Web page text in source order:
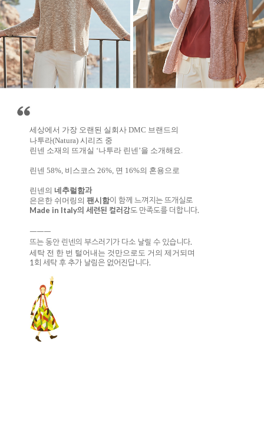
세상에서 가장 오랜된 실회사 DMC 브랜드의
나투라(Natura) 시리즈 중
린넨 소재의 뜨개실 ‘나투라 린넨’을 소개해요.
린넨 58%, 비스코스 26%, 면 16%의 혼용으로
린넨의 네추럴함과
은은한 쉬머링의 팬시함이 함께 느껴지는 뜨개실로
Made in Italy의 세련된 컬러감도 만족도를 더합니다.
ㅡㅡㅡ
뜨는 동안 린넨의 부스러기가 다소 날릴 수 있습니다.
세탁 전 한 번 털어내는 것만으로도 거의 제거되며
1회 세탁 후 추가 날림은 없어진답니다.